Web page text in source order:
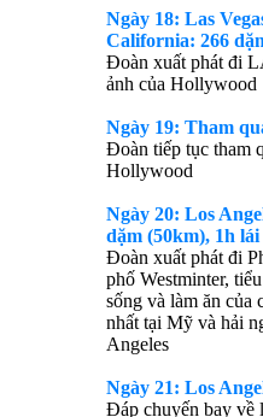
Ngày 18: Las
California: 266
Đoàn xuất phát đi
ảnh của Hollywood
Ngày 19: Tham
Đoàn tiếp tục tham
Hollywood
Ngày 20: Los
dặm (50km), 1h lái
Đoàn xuất phát đi
phố Westminter,
sống và làm ăn của
nhất tại Mỹ và hải
Angeles
Ngày 21: Los
Đáp chuyến bay về